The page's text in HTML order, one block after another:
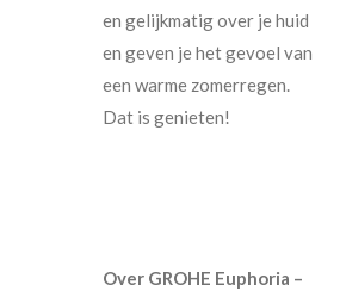
en gelijkmatig over je huid
en geven je het gevoel van
een warme zomerregen.
Dat is genieten!
Over GROHE Euphoria –